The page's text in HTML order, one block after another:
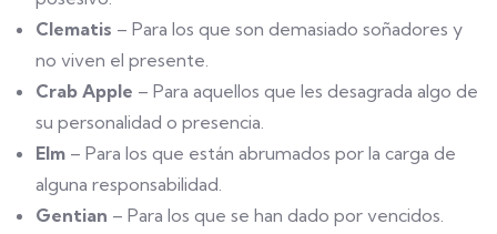
Clematis – Para los que son demasiado soñadores y
no viven el presente.
Crab Apple – Para aquellos que les desagrada algo de
su personalidad o presencia.
Elm – Para los que están abrumados por la carga de
alguna responsabilidad.
Gentian – Para los que se han dado por vencidos.